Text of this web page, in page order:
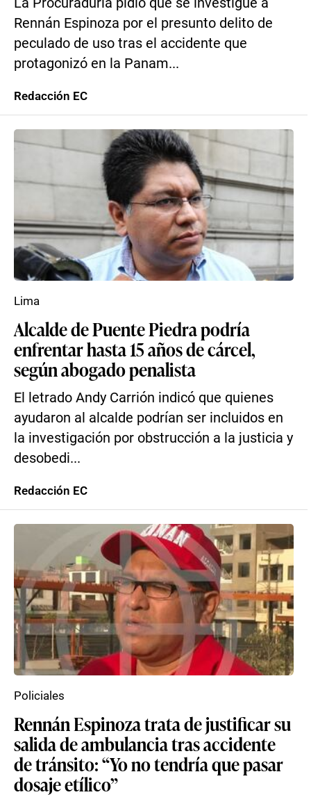
Rennán Espinoza por el presunto delito de
peculado de uso tras el accidente que
protagonizó en la Panam...
Redacción EC
Alcalde de Puente Piedra podría
enfrentar hasta 15 años de cárcel,
según abogado penalista
El letrado Andy Carrión indicó que quienes
ayudaron al alcalde podrían ser incluidos en
la investigación por obstrucción a la justicia y
desobedi...
Lima
Redacción EC
Rennán Espinoza trata de justificar su
salida de ambulancia tras accidente
de tránsito: “Yo no tendría que pasar
dosaje etílico”
Policiales